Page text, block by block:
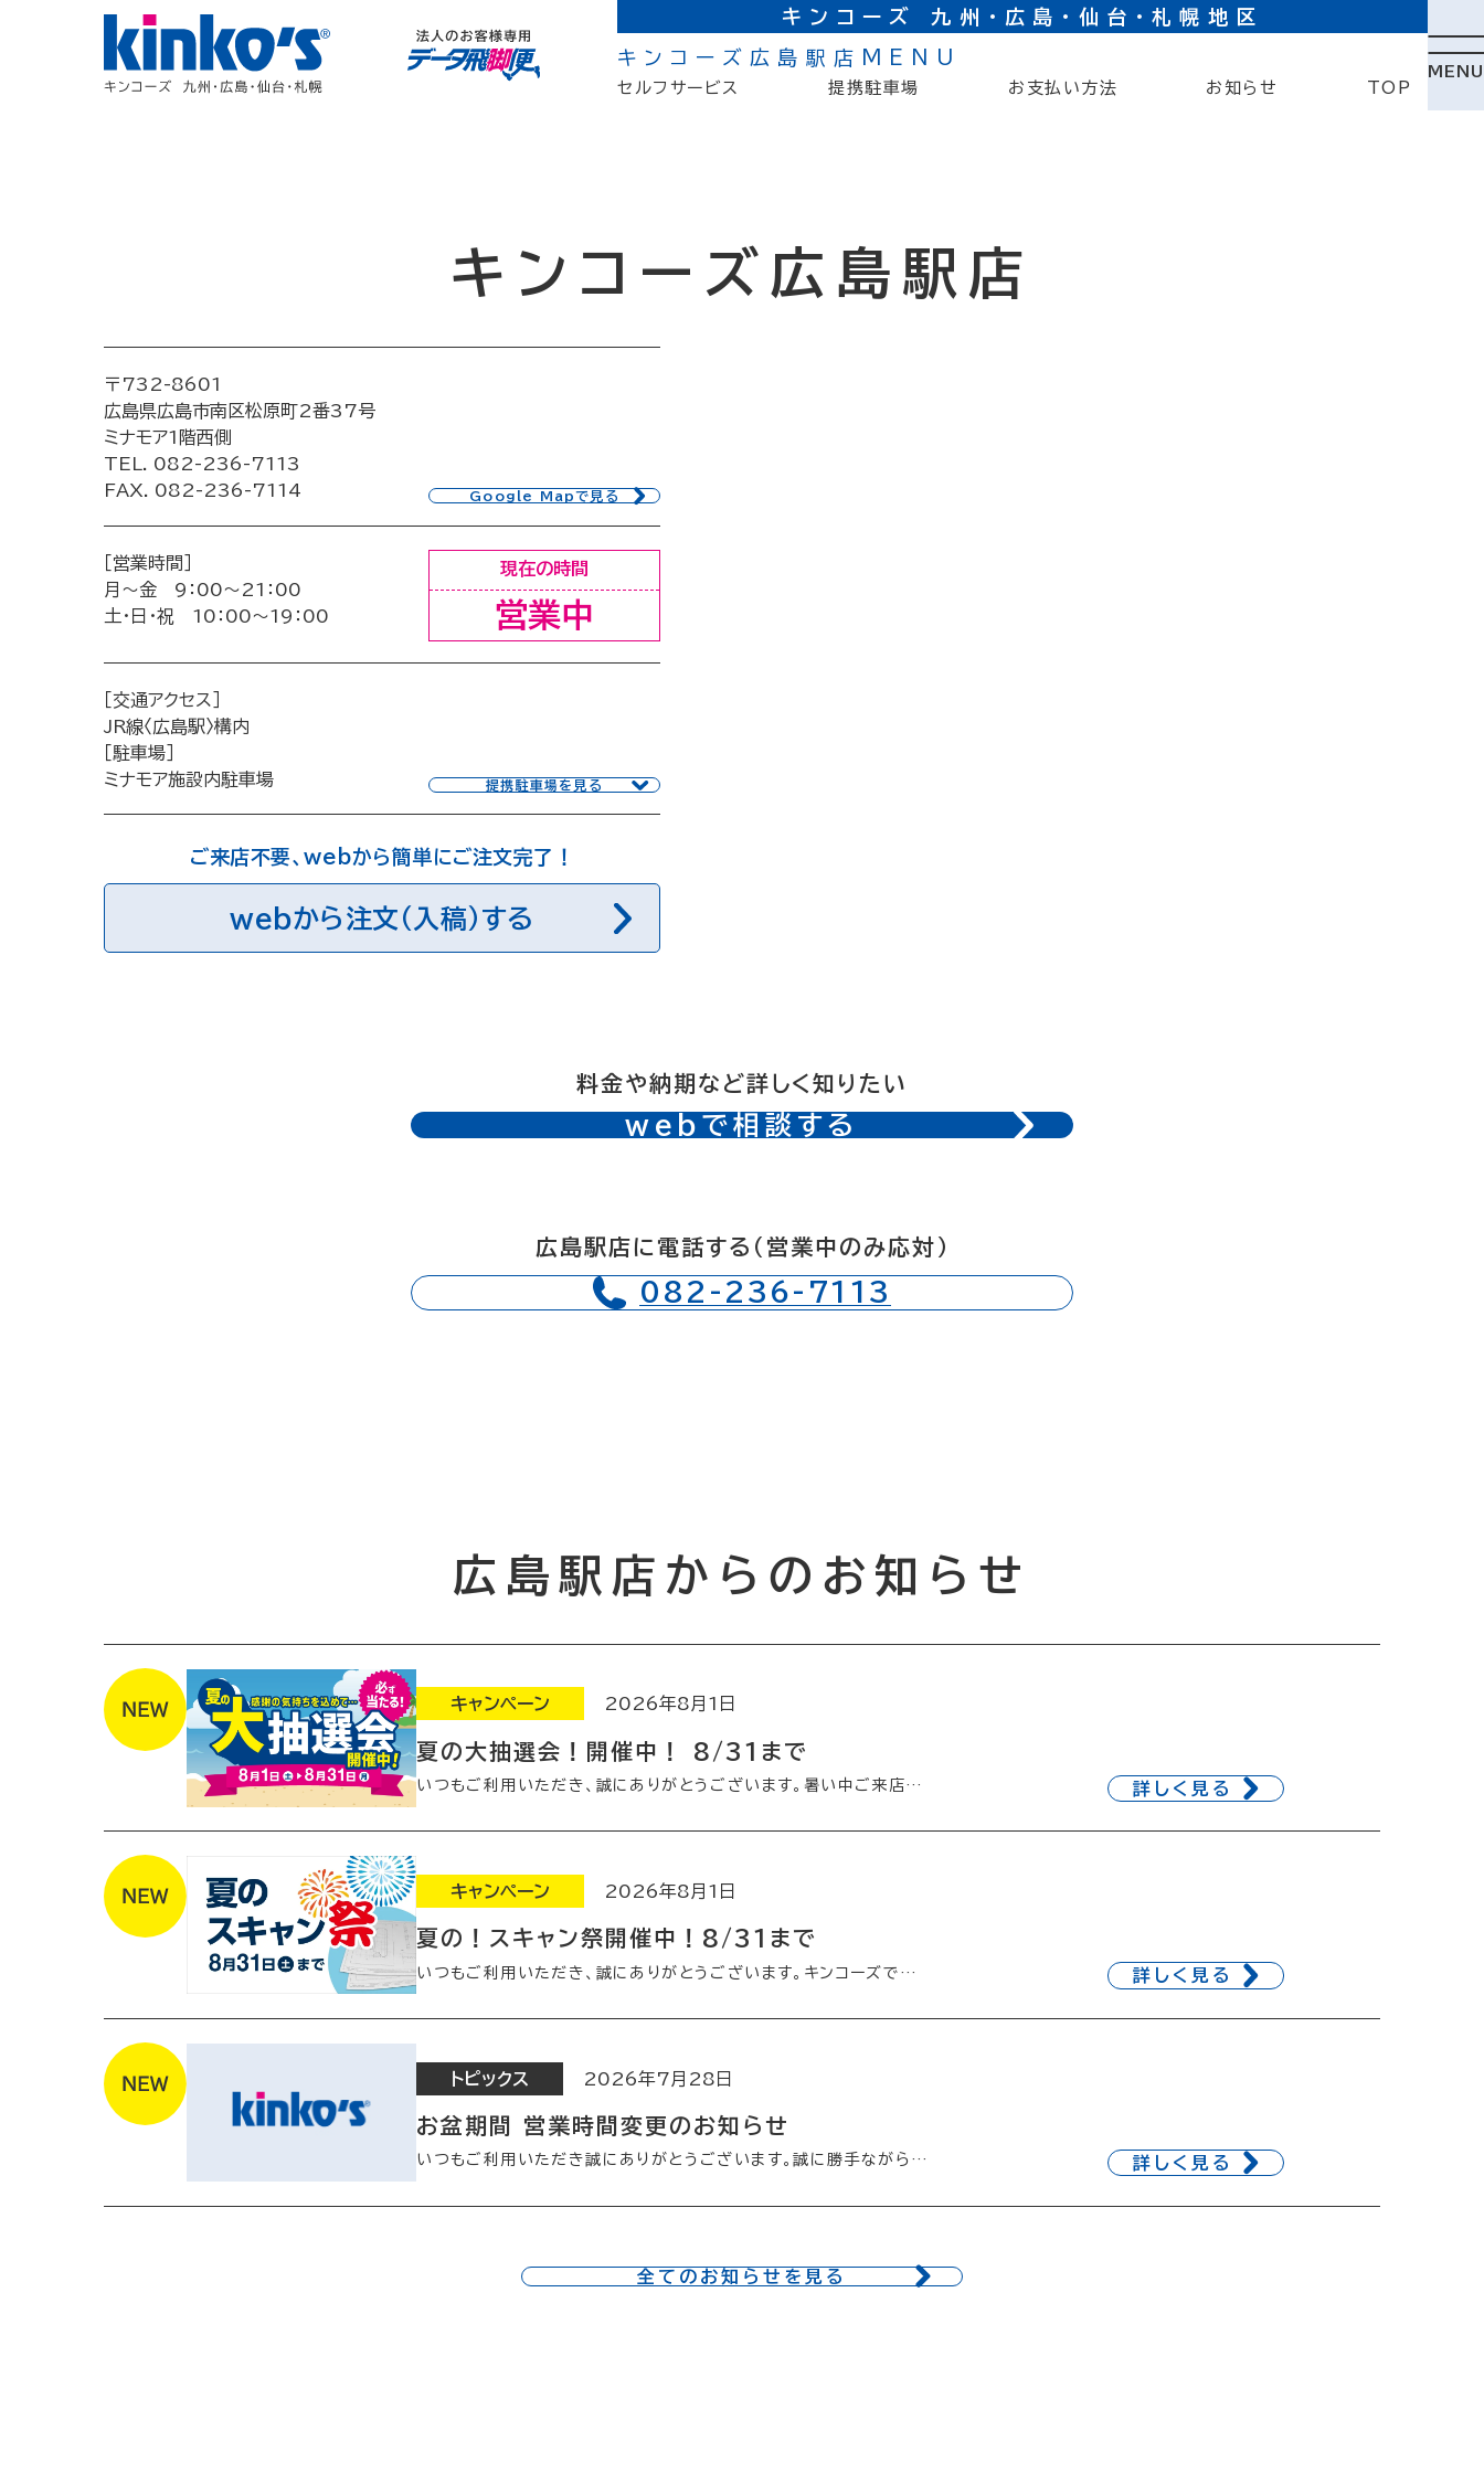
キンコーズ 九州・広島・仙台・札幌地区
キンコーズ広島駅店MENU
セルフサービス 提携駐車場 お支払い方法 お知らせ TOP
MENU
キンコーズ 広島駅店
〒732-8601
広島県広島市南区松原町2番37号
ミナモア1階西側
TEL. 082-236-7113
FAX. 082-236-7114
Google Mapで見る
［営業時間］
月〜金 9：00〜21：00
土・日・祝 10：00〜19：00
現在の時間
営業中
［交通アクセス］
JR線〈広島駅〉構内
［駐車場］
ミナモア施設内駐車場
提携駐車場を見る
ご来店不要、webから簡単にご注文完了！
webから注文（入稿）する
料金や納期など詳しく知りたい
webで相談する
広島駅店に電話する（営業中のみ応対）
082-236-7113
広島駅店 からのお知らせ
キャンペーン 2026年8月1日
夏の大抽選会！開催中！ 8/31まで
いつもご利用いただき、誠にありがとうございます。暑い中ご来店… 詳しく見る
キャンペーン 2026年8月1日
夏の！スキャン祭開催中！8/31まで
いつもご利用いただき、誠にありがとうございます。キンコーズで… 詳しく見る
トピックス 2026年7月28日
お盆期間 営業時間変更のお知らせ
いつもご利用いただき誠にありがとうございます。誠に勝手ながら… 詳しく見る
全てのお知らせを見る